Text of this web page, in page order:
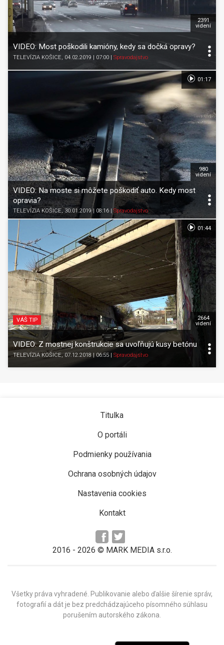
VIDEO: Most poškodili kamióny, kedy sa dočká opravy?
TELEVÍZIA KOŠICE, 04.02.2019 | 07:00 | Spravodajstvo
2391
videní
VIDEO: Na moste si môžete poškodiť auto. Kedy most
opravia?
TELEVÍZIA KOŠICE, 30.01.2019 | 08:16 Spravodajstvo
980
videní
01:17
VÁŠ TIP
VIDEO: Z mostnej konštrukcie sa uvoľňujú kusy betónu
TELEVÍZIA KOŠICE, 07.12.2018 | 06:55 | Spravodajstvo
2664
videní
01:44
Titulka
O portáli
Podmienky používania
Ochrana osobných údajov
Nastavenia cookies
Kontakt
2016 - 2026 © MARK MEDIA s.r.o.
Všetky práva vyhradené. Publikovanie alebo ďalšie šírenie správ,
fotografií a dát je bez predchádzajúceho písomného súhlasu
porušením autorského zákona.